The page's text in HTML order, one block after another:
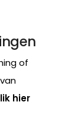
of
hier